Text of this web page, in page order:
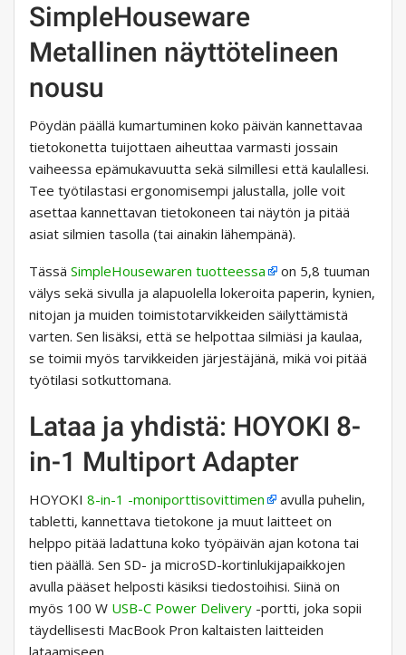
SimpleHouseware
Metallinen näyttötelineen
nousu
Pöydän päällä kumartuminen koko päivän kannettavaa
tietokonetta tuijottaen aiheuttaa varmasti jossain
vaiheessa epämukavuutta sekä silmillesi että kaulallesi.
Tee työtilastasi ergonomisempi jalustalla, jolle voit
asettaa kannettavan tietokoneen tai näytön ja pitää
asiat silmien tasolla (tai ainakin lähempänä).
Tässä SimpleHousewaren tuotteessa
on 5,8 tuuman
välys sekä sivulla ja alapuolella lokeroita paperin, kynien,
nitojan ja muiden toimistotarvikkeiden säilyttämistä
varten. Sen lisäksi, että se helpottaa silmiäsi ja kaulaa,
se toimii myös tarvikkeiden järjestäjänä, mikä voi pitää
työtilasi sotkuttomana.
Lataa ja yhdistä: HOYOKI 8-
in-1 Multiport Adapter
HOYOKI 8-in-1 -moniporttisovittimen
avulla puhelin,
tabletti, kannettava tietokone ja muut laitteet on
helppo pitää ladattuna koko työpäivän ajan kotona tai
tien päällä. Sen SD- ja microSD-kortinlukijapaikkojen
avulla pääset helposti käsiksi tiedostoihisi. Siinä on
myös 100 W USB-C Power Delivery -portti, joka sopii
täydellisesti MacBook Pron kaltaisten laitteiden